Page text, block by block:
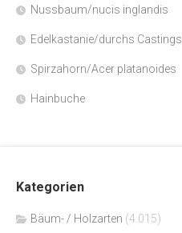
Nussbaum/nucis inglandis
Edelkastanie/durchs Castings
Spirzahorn/Acer platanoides
Hainbuche
Kategorien
Bäum- / Holzarten (4.015)